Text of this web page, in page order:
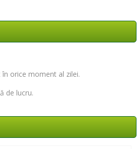
orice moment al zilei.
de lucru.